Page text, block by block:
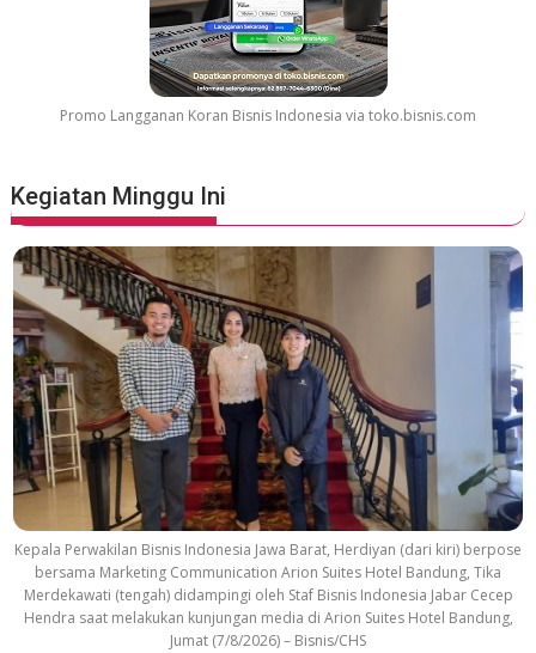
Promo Langganan Koran Bisnis Indonesia via toko.bisnis.com
Kegiatan Minggu Ini
Kepala Perwakilan Bisnis Indonesia Jawa Barat, Herdiyan (dari kiri) berpose
bersama Marketing Communication Arion Suites Hotel Bandung, Tika
Merdekawati (tengah) didampingi oleh Staf Bisnis Indonesia Jabar Cecep
Hendra saat melakukan kunjungan media di Arion Suites Hotel Bandung,
Jumat (7/8/2026) – Bisnis/CHS